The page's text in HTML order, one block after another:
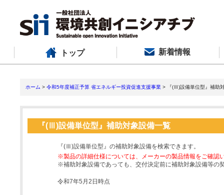
トップ 新着情報
ホーム > 令和5年度補正予算 省エネルギー投資促進支援事業 > 『(Ⅲ)設備単位型』補助
『(Ⅲ)設備単位型』補助対象設備一覧
『(Ⅲ)設備単位型』の補助対象設備を検索できます。
※製品の詳細仕様については、メーカーの製品情報をご確認
※補助対象設備であっても、交付決定前に補助対象設備等の
令和7年5月2日時点